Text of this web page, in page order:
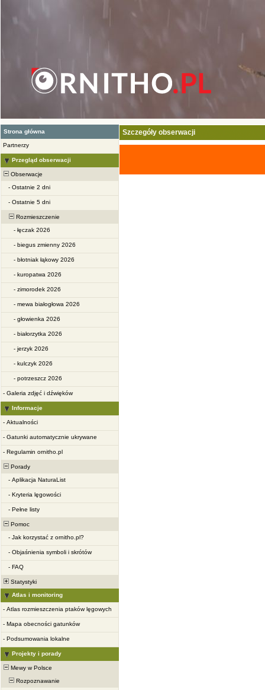
Strona główna
Partnerzy
Przegląd obserwacji
Obserwacje
- Ostatnie 2 dni
- Ostatnie 5 dni
Rozmieszczenie
- łęczak 2026
- biegus zmienny 2026
- błotniak łąkowy 2026
- kuropatwa 2026
- zimorodek 2026
- mewa białogłowa 2026
- głowienka 2026
- białorzytka 2026
- jerzyk 2026
- kulczyk 2026
- potrzeszcz 2026
- Galeria zdjęć i dźwięków
Informacje
- Aktualności
- Gatunki automatycznie ukrywane
- Regulamin ornitho.pl
Porady
- Aplikacja NaturaList
- Kryteria lęgowości
- Pełne listy
Pomoc
- Jak korzystać z ornitho.pl?
- Objaśnienia symboli i skrótów
- FAQ
Statystyki
Atlas i monitoring
- Atlas rozmieszczenia ptaków lęgowych
- Mapa obecności gatunków
- Podsumowania lokalne
Projekty i porady
Mewy w Polsce
Rozpoznawanie
Szczegóły obserwacji